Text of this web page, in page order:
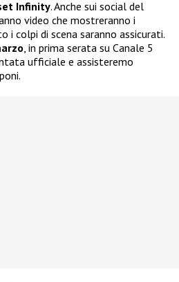
Infinity. Anche sui social del
video che mostreranno i
i colpi di scena saranno assicurati.
, in prima serata su Canale 5
ufficiale e assisteremo